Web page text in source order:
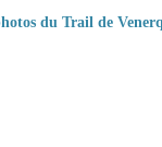
du Trail de